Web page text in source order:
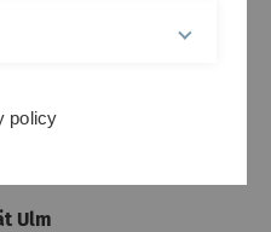
der Universität
der Uzin Utz
Ulm
policy